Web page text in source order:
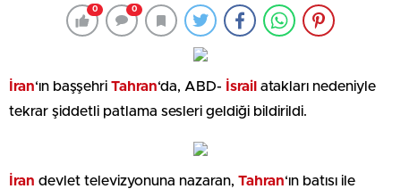
0 0
İran‘ın başşehri Tahran‘da, ABD- İsrail atakları nedeniyle
tekrar şiddetli patlama sesleri geldiği bildirildi.
İran devlet televizyonuna nazaran, Tahran‘ın batısı ile